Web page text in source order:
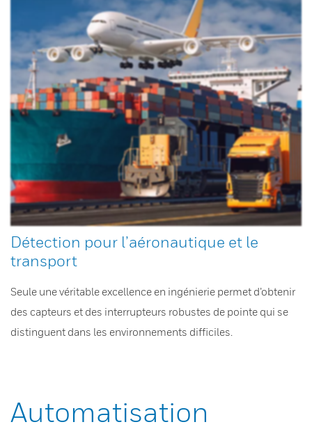
Détection pour l’aéronautique et le
transport
Seule une véritable excellence en ingénierie permet d’obtenir
des capteurs et des interrupteurs robustes de pointe qui se
distinguent dans les environnements difficiles.
Automatisation